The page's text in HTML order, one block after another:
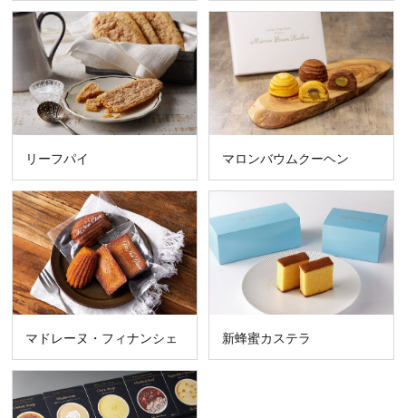
リーフパイ マロンバウムクーヘン
マドレーヌ・フィナンシェ 新蜂蜜カステラ